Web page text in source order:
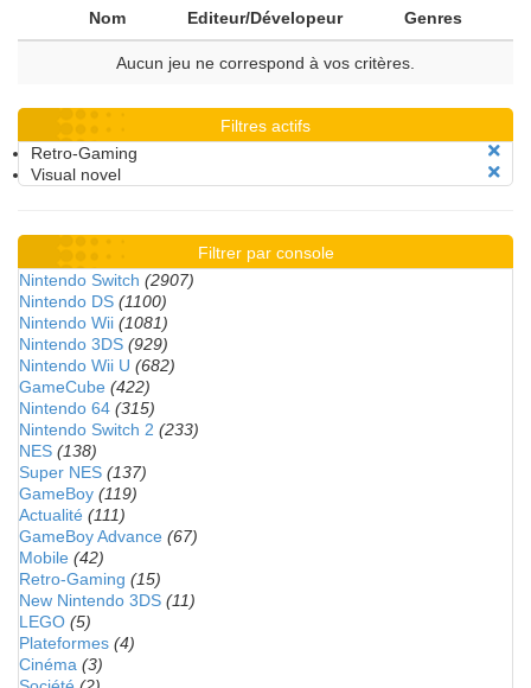
Nom Editeur/Dévelopeur Genres
Aucun jeu ne correspond à vos critères.
Filtres actifs
Retro-Gaming
Visual novel
Filtrer par console
Nintendo Switch (2907)
Nintendo DS (1100)
Nintendo Wii (1081)
Nintendo 3DS (929)
Nintendo Wii U (682)
GameCube (422)
Nintendo 64 (315)
Nintendo Switch 2 (233)
NES (138)
Super NES (137)
GameBoy (119)
Actualité (111)
GameBoy Advance (67)
Mobile (42)
Retro-Gaming (15)
New Nintendo 3DS (11)
LEGO (5)
Plateformes (4)
Cinéma (3)